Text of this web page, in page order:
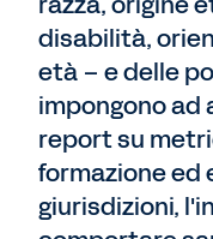
disabilità,
età – e delle
impongono ad
report su
formazione ed
giurisdizioni,